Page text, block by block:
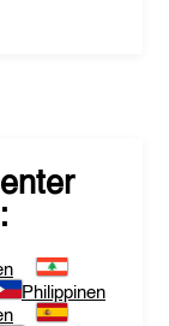
Philippinen